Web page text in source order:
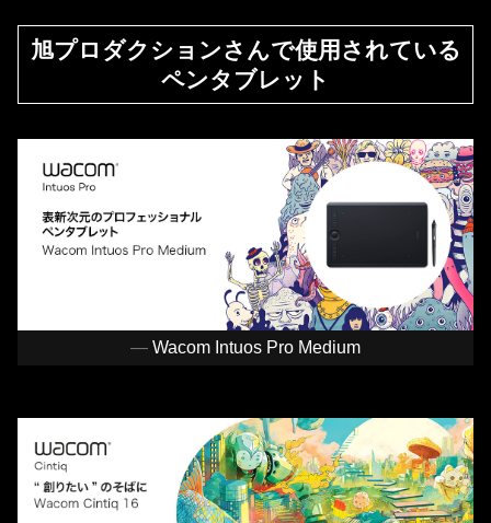
旭プロダクションさんで使用されている
ペンタブレット
Wacom Intuos Pro Medium